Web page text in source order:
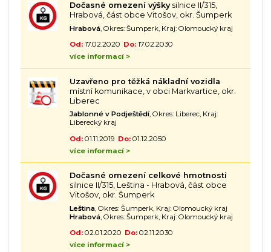
Dočasné omezení výškysilnice II/315,
Hrabová, část obce Vitošov, okr. Šumperk
Hrabová, Okres: Šumperk, Kraj: Olomoucký kraj
Od:17.02.2020 Do: 17.02.2030
více informací >
Uzavřeno pro těžká nákladní vozidla
místní komunikace, v obci Markvartice, okr.
Liberec
Jablonné v Podještědí, Okres: Liberec, Kraj:
Liberecký kraj
Od:01.11.2019 Do: 01.12.2050
více informací >
Dočasné omezení celkové hmotnosti
silnice II/315, Leština - Hrabová, část obce
Vitošov, okr. Šumperk
Leština, Okres: Šumperk, Kraj: Olomoucký kraj
Hrabová, Okres: Šumperk, Kraj: Olomoucký kraj
Od:02.01.2020 Do: 02.11.2030
více informací >